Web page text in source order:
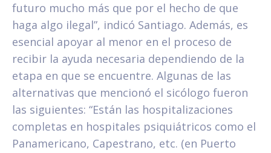
futuro mucho más que por el hecho de que
haga algo ilegal”, indicó Santiago. Además, es
esencial apoyar al menor en el proceso de
recibir la ayuda necesaria dependiendo de la
etapa en que se encuentre. Algunas de las
alternativas que mencionó el sicólogo fueron
las siguientes: “Están las hospitalizaciones
completas en hospitales psiquiátricos como el
Panamericano, Capestrano, etc. (en Puerto